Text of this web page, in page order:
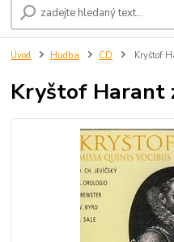
Úvod Hudba CD Kryštof
Kryštof Harant